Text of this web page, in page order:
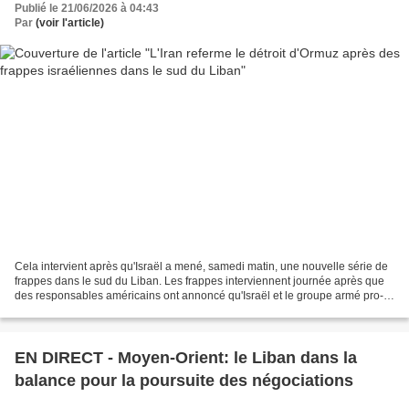
Publié le 21/06/2026 à 04:43
Par (voir l'article)
Cela intervient après qu'Israël a mené, samedi matin, une nouvelle série de
frappes dans le sud du Liban. Les frappes interviennent journée après que
des responsables américains ont annoncé qu'Israël et le groupe armé pro-
EN DIRECT - Moyen-Orient: le Liban dans la
balance pour la poursuite des négociations